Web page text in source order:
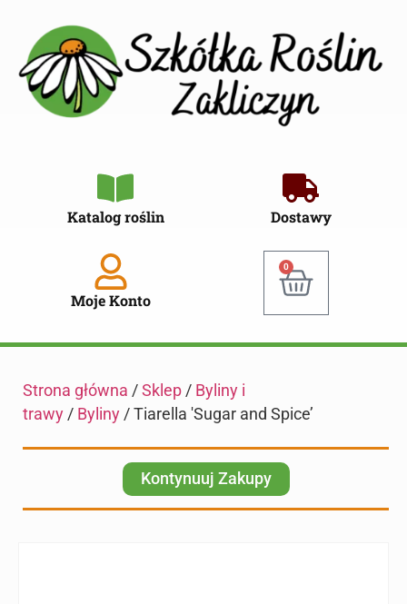
Katalog roślin Dostawy
Moje Konto
0
Strona główna / Sklep / Byliny i
trawy / Byliny / Tiarella 'Sugar and Spice’
Kontynuuj Zakupy